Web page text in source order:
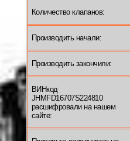
Количество клапанов:
Производить начали:
Производить закончили:
ВИНкод
JHMFD16707S224810
расшифровали на нашем
сайте: